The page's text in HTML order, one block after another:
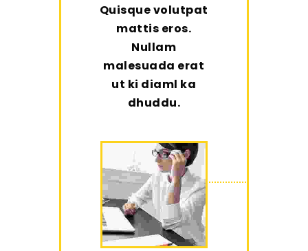
Quisque volutpat
mattis eros.
Nullam
malesuada erat
ut ki diaml ka
dhuddu.